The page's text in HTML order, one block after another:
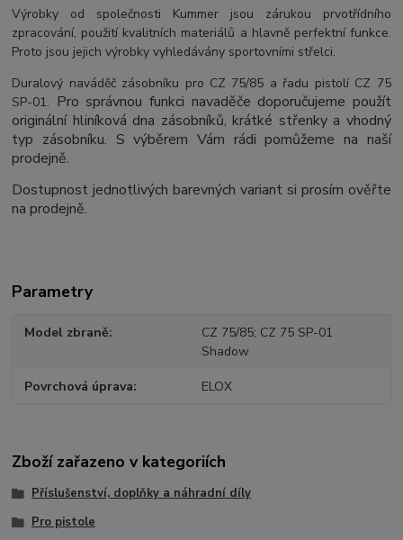
Výrobky od společnosti Kummer jsou zárukou prvotřídního
zpracování, použití kvalitních materiálů a hlavně perfektní funkce.
Proto jsou jejich výrobky vyhledávány sportovními střelci.
Duralový naváděč zásobníku pro CZ 75/85 a řadu pistolí CZ 75
SP-01. Pro správnou funkci navaděče doporučujeme použít
originální hliníková dna zásobníků, krátké střenky a vhodný
typ zásobníku. S výběrem Vám rádi pomůžeme na naší
prodejně.
Dostupnost jednotlivých barevných variant si prosím ověřte
na prodejně.
Parametry
Model zbraně
CZ 75/85; CZ 75 SP-01
Shadow
Povrchová úprava ELOX
Zboží zařazeno v kategoriích
Příslušenství, doplňky a náhradní díly
Pro pistole